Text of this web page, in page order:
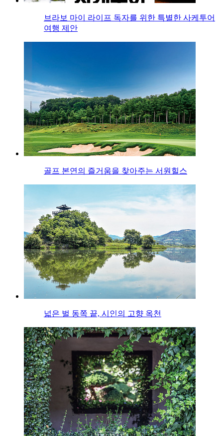
브라보 마이 라이프 독자를 위한 특별한 사케투어
여행 제안
골프 본연의 즐거움을 찾아주는 서원힐스
넓은 벌 동쪽 끝, 시인의 고향 옥천